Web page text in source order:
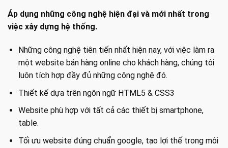
Áp dụng những công nghệ hiện đại và mới nhất trong
việc xây dựng hệ thống.
Những công nghệ tiên tiến nhất hiện nay, với việc làm ra
một website bán hàng online cho khách hàng, chúng tôi
luôn tích hợp đầy đủ những công nghệ đó.
Thiết kế dựa trên ngôn ngữ HTML5 & CSS3
Website phù hợp với tất cả các thiết bị smartphone,
table.
Tối ưu website đúng chuẩn google, tạo lợi thế trong môi